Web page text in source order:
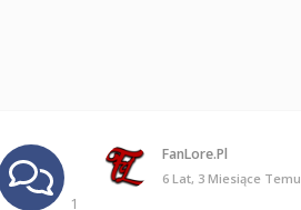
1
FanLore.pl
6 Lat, 3 Miesiące Temu